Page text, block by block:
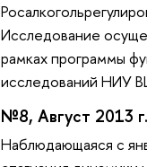
Исследование
рамках программы
исследований НИУ
№8, Август 2013 г.
Наблюдающаяся с